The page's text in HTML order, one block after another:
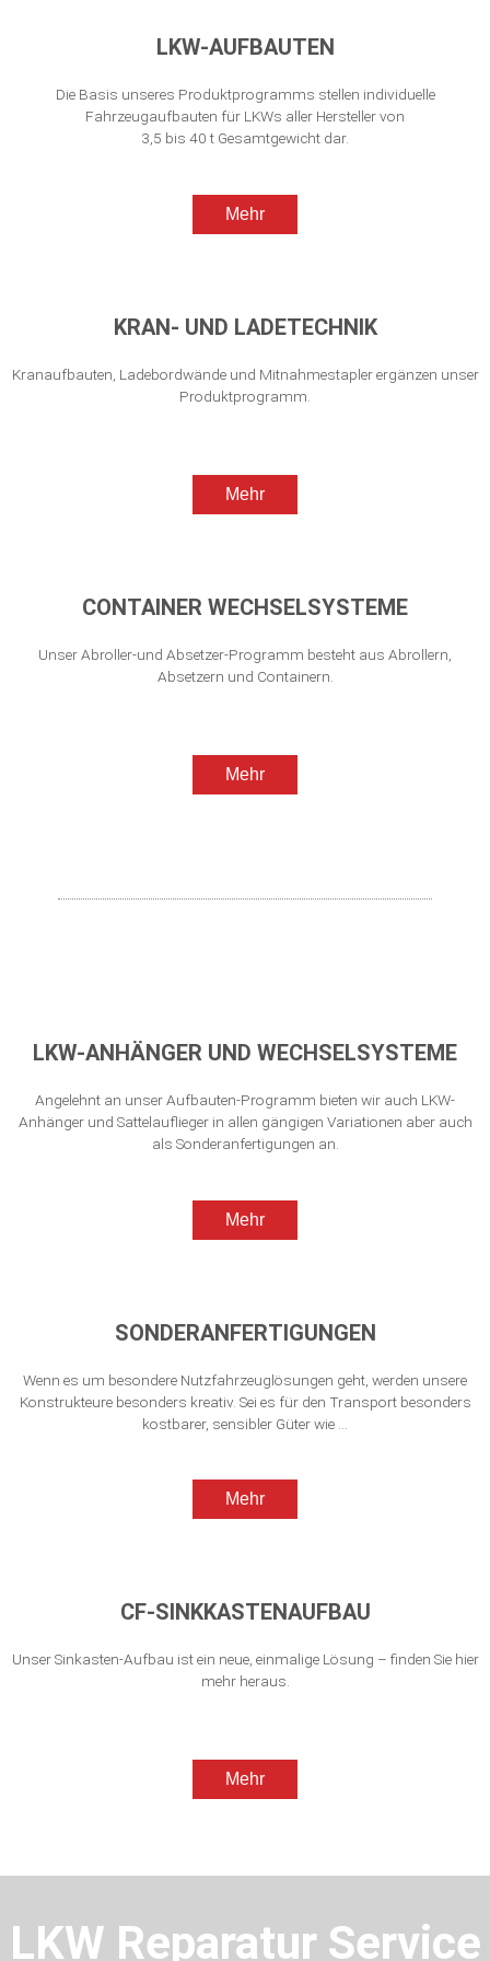
LKW-AUFBAUTEN
Die Basis unseres Produktprogramms stellen individuelle
Fahrzeugaufbauten für LKWs aller Hersteller von
3,5 bis 40 t Gesamtgewicht dar.
Mehr
KRAN- UND LADETECHNIK
Kranaufbauten, Ladebordwände und Mitnahmestapler ergänzen unser
Produktprogramm.
Mehr
CONTAINER WECHSELSYSTEME
Unser Abroller-und Absetzer-Programm besteht aus Abrollern,
Absetzern und Containern.
Mehr
LKW-ANHÄNGER UND WECHSELSYSTEME
Angelehnt an unser Aufbauten-Programm bieten wir auch LKW-
Anhänger und Sattelauflieger in allen gängigen Variationen aber auch
als Sonderanfertigungen an.
Mehr
SONDERANFERTIGUNGEN
Wenn es um besondere Nutzfahrzeuglösungen geht, werden unsere
Konstrukteure besonders kreativ. Sei es für den Transport besonders
kostbarer, sensibler Güter wie …
Mehr
CF-SINKKASTENAUFBAU
Unser Sinkasten-Aufbau ist ein neue, einmalige Lösung – finden Sie hier
mehr heraus.
Mehr
LKW Reparatur Service